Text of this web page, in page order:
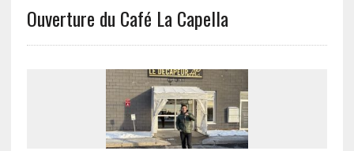
Ouverture du Café La Capella